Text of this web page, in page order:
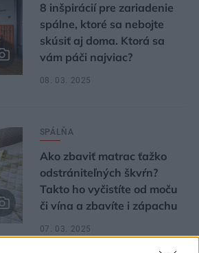
8 inšpirácií pre zariadenie
spálne, ktoré sa nebojte
skúsiť aj doma. Ktorá sa
vám páči najviac?
08. 03. 2025
SPÁLŇA
Ako zbaviť matrac ťažko
odstrániteľných škvŕn?
Takto ho vyčistíte od moču
či vína a zbavíte i zápachu
07. 03. 2025